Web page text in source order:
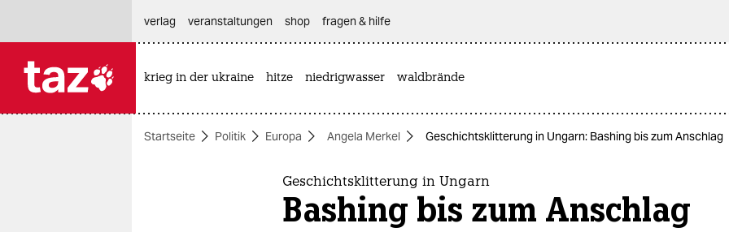
themen
verlag
veranstaltungen shop fragen & hilfe
krieg in der ukraine hitze niedrigwasser waldbrände
Startseite Politik Europa Angela Merkel Geschichtsklitterung in Ungarn: Bashing bis zum Anschlag
Geschichtsklitterung in Ungarn
Bashing bis zum Anschlag